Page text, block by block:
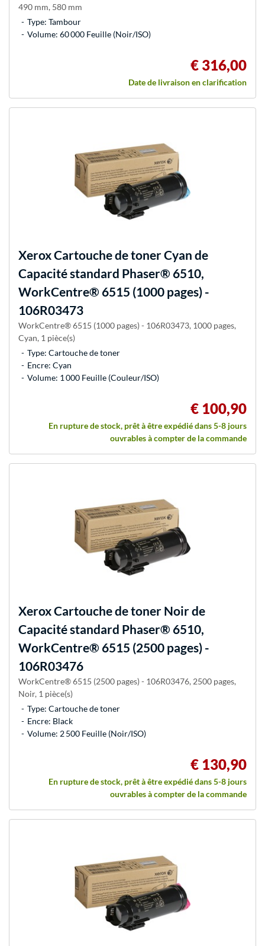
490 mm, 580 mm
Type: Tambour
Volume: 60 000 Feuille (Noir/ISO)
€ 316,00
Date de livraison en clarification
XeroxCartouche de toner Cyan de
Capacité standard Phaser® 6510,
WorkCentre® 6515 (1000 pages) -
106R03473
WorkCentre® 6515 (1000 pages) - 106R03473, 1000 pages,
Cyan, 1 pièce(s)
Type: Cartouche de toner
Encre: Cyan
Volume: 1 000 Feuille (Couleur/ISO)
€ 100,90
En rupture de stock, prêt à être expédié dans 5-8 jours
ouvrables à compter de la commande
XeroxCartouche de toner Noir de
Capacité standard Phaser® 6510,
WorkCentre® 6515 (2500 pages) -
106R03476
WorkCentre® 6515 (2500 pages) - 106R03476, 2500 pages,
Noir, 1 pièce(s)
Type: Cartouche de toner
Encre: Black
Volume: 2 500 Feuille (Noir/ISO)
€ 130,90
En rupture de stock, prêt à être expédié dans 5-8 jours
ouvrables à compter de la commande